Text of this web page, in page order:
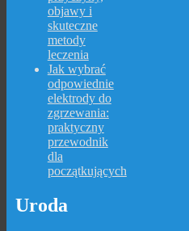
objawy i
skuteczne
metody
leczenia
Jak wybrać
odpowiednie
elektrody do
zgrzewania:
praktyczny
przewodnik
dla
początkujących
Uroda